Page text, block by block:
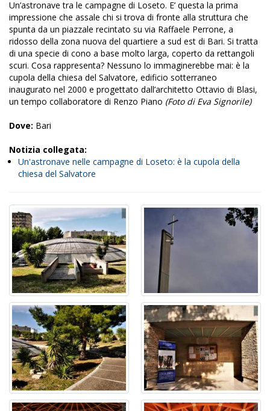
Un’astronave tra le campagne di Loseto. E’ questa la prima
impressione che assale chi si trova di fronte alla struttura che
spunta da un piazzale recintato su via Raffaele Perrone, a
ridosso della zona nuova del quartiere a sud est di Bari. Si tratta
di una specie di cono a base molto larga, coperto da rettangoli
scuri. Cosa rappresenta? Nessuno lo immaginerebbe mai: è la
cupola della chiesa del Salvatore, edificio sotterraneo
inaugurato nel 2000 e progettato dall’architetto Ottavio di Blasi,
un tempo collaboratore di Renzo Piano (Foto di Eva Signorile)
Dove: Bari
Notizia collegata:
Un'astronave nelle campagne di Loseto: è la cupola della
chiesa del Salvatore